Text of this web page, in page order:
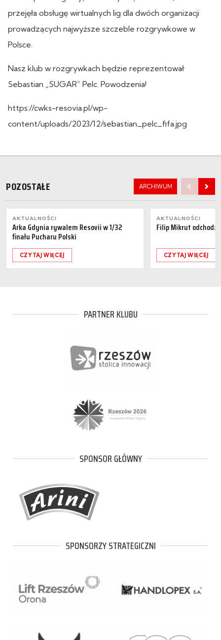
przejęła obsługę wirtualnych lig dla dwóch organizacji
prowadzących najwyższe szczeble rozgrywkowe w
Polsce.
Nasz klub w rozgrywkach będzie reprezentował
Sebastian „SUGAR” Pelc. Powodzenia!
https://cwks-resovia.pl/wp-
content/uploads/2023/12/sebastian_pelc_fifa.jpg
POZOSTAŁE ARCHIWUM
AKTUALNOŚCI
Arka Gdynia rywalem Resovii w 1/32
finału Pucharu Polski
CZYTAJ WIĘCEJ
AKTUALNOŚCI
Filip Mikrut
CZYTAJ WIĘCEJ
PARTNER KLUBU
SPONSOR GŁÓWNY
SPONSORZY STRATEGICZNI